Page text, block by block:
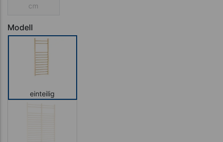
cm
Modell
einteilig